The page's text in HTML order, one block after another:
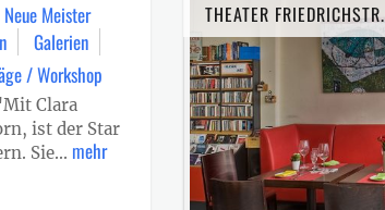
Meister
Galerien
/ Workshop
Clara
ist der Star
Sie... mehr
THEATER FRIEDRICHSTR.